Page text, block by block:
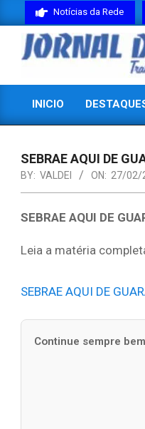
to
content
Notícias da Rede
JORNAL
DIADIA
INICIO
SEBRAE AQUI DE
BY: VALDEI ON: 27/02/
SEBRAE AQUI DE
Leia a matéria
SEBRAE AQUI DE
Continue sempre